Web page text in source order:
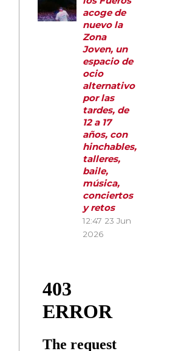
acoge de
nuevo la
Zona
Joven, un
espacio de
ocio
alternativo
por las
tardes, de
12 a 17
años, con
hinchables,
talleres,
baile,
música,
conciertos
y retos
12:47 23 Jun
2026